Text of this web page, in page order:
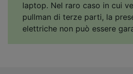
laptop. Nel raro caso in cui
pullman di terze parti, la
elettriche non può essere